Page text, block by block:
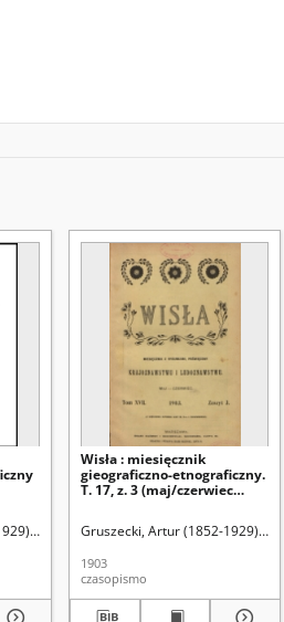
Red.
Wisła : miesięcznik
gieograficzno-etnograficzny.
T. 17, z. 3 (maj/czerwiec
Gruszecki, Artur (1852-1929). Red.
1903
czasopismo